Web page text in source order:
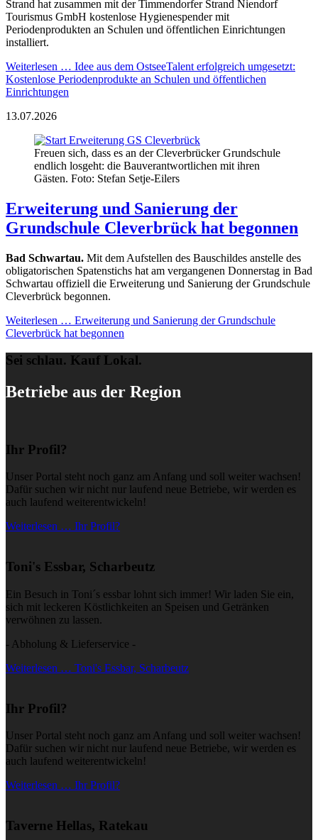
Strand hat zusammen mit der Timmendorfer Strand Niendorf
Tourismus GmbH kostenlose Hygienespender mit
Periodenprodukten an Schulen und öffentlichen Einrichtungen
installiert.
Weiterlesen … Idee aus dem OstseeTalent erfolgreich umgesetzt:
Kostenlose Periodenprodukte an Schulen und öffentlichen
Einrichtungen
13.07.2026
Freuen sich, dass es an der Cleverbrücker Grundschule
endlich losgeht: die Bauverantwortlichen mit ihren
Gästen. Foto: Stefan Setje-Eilers
Erweiterung und Sanierung der
Grundschule Cleverbrück hat begonnen
Bad Schwartau. Mit dem Aufstellen des Bauschildes anstelle des
obligatorischen Spatenstichs hat am vergangenen Donnerstag in Bad
Schwartau offiziell die Erweiterung und Sanierung der Grundschule
Cleverbrück begonnen.
Weiterlesen … Erweiterung und Sanierung der Grundschule
Cleverbrück hat begonnen
Sei schlau. Kauf Lokal.
Betriebe aus der Region
Ihr Profil?
Unser Portal steht noch ganz am Anfang und soll weiter wachsen!
Dafür suchen wir nicht nur laufend neue Betriebe, wir werden es
auch laufend weiterentwickeln!
Weiterlesen … Ihr Profil?
Toni's Essbar, Scharbeutz
Ein Besuch in Toni´s essbar lohnt sich immer! Wir laden Sie ein,
sich mit leckeren Köstlichkeiten an Speisen und Getränken
verwöhnen zu lassen.
- Abholung & Lieferservice -
Weiterlesen … Toni's Essbar, Scharbeutz
Ihr Profil?
Unser Portal steht noch ganz am Anfang und soll weiter wachsen!
Dafür suchen wir nicht nur laufend neue Betriebe, wir werden es
auch laufend weiterentwickeln!
Weiterlesen … Ihr Profil?
Taverne Hellas, Ratekau